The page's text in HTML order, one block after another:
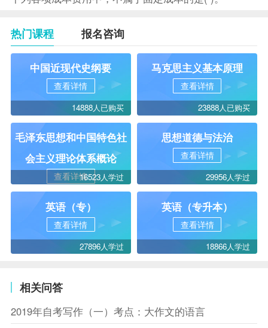
热门课程 报名咨询
中国近现代史纲要
查看详情
14888人已购买
马克思主义基本原理
查看详情
23888人已购买
毛泽东思想和中国特色社
会主义理论体系概论
查看详情16523人学过
思想道德与法治
查看详情
29956人学过
英语（专）
查看详情
27896人学过
英语（专升本）
查看详情
18866人学过
相关问答
2019年自考写作（一）考点：大作文的语言